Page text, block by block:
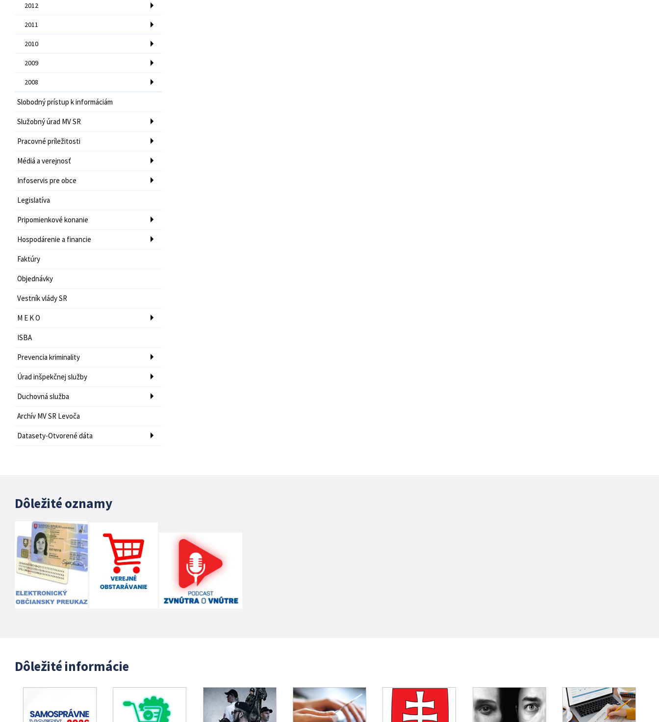
2012
2011
2010
2009
2008
Slobodný prístup k informáciám
Služobný úrad MV SR
Pracovné príležitosti
Médiá a verejnosť
Infoservis pre obce
Legislatíva
Pripomienkové konanie
Hospodárenie a financie
Faktúry
Objednávky
Vestník vlády SR
M E K O
ISBA
Prevencia kriminality
Úrad inšpekčnej služby
Duchovná služba
Archív MV SR Levoča
Datasety-Otvorené dáta
Dôležité oznamy
Dôležité informácie